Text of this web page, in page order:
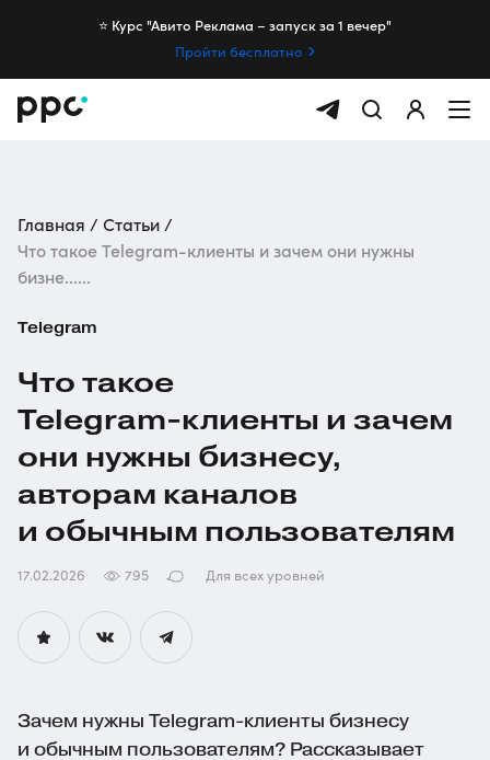
⭐️ Курс "Авито Реклама – запуск за 1 вечер"
Пройти бесплатно
Главная
Статьи
Что такое Telegram-клиенты и зачем они нужны
бизне......
Telegram
Что такое
Telegram-клиенты и зачем
они нужны бизнесу,
авторам каналов
и обычным пользователям
17.02.2026 795 Для всех уровней
Зачем нужны Telegram-клиенты бизнесу
и обычным пользователям? Рассказывает